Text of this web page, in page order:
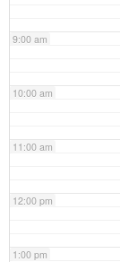
9:00 am
10:00 am
11:00 am
12:00 pm
1:00 pm